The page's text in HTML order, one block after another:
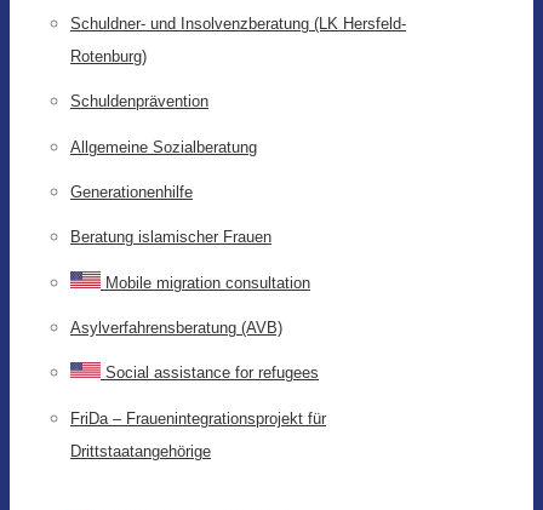
Schuldner- und Insolvenzberatung (LK Hersfeld-
Rotenburg)
Schuldenprävention
Allgemeine Sozialberatung
Generationenhilfe
Beratung islamischer Frauen
Mobile migration consultation
Asylverfahrensberatung (AVB)
Social assistance for refugees
FriDa – Frauenintegrationsprojekt für
Drittstaatangehörige